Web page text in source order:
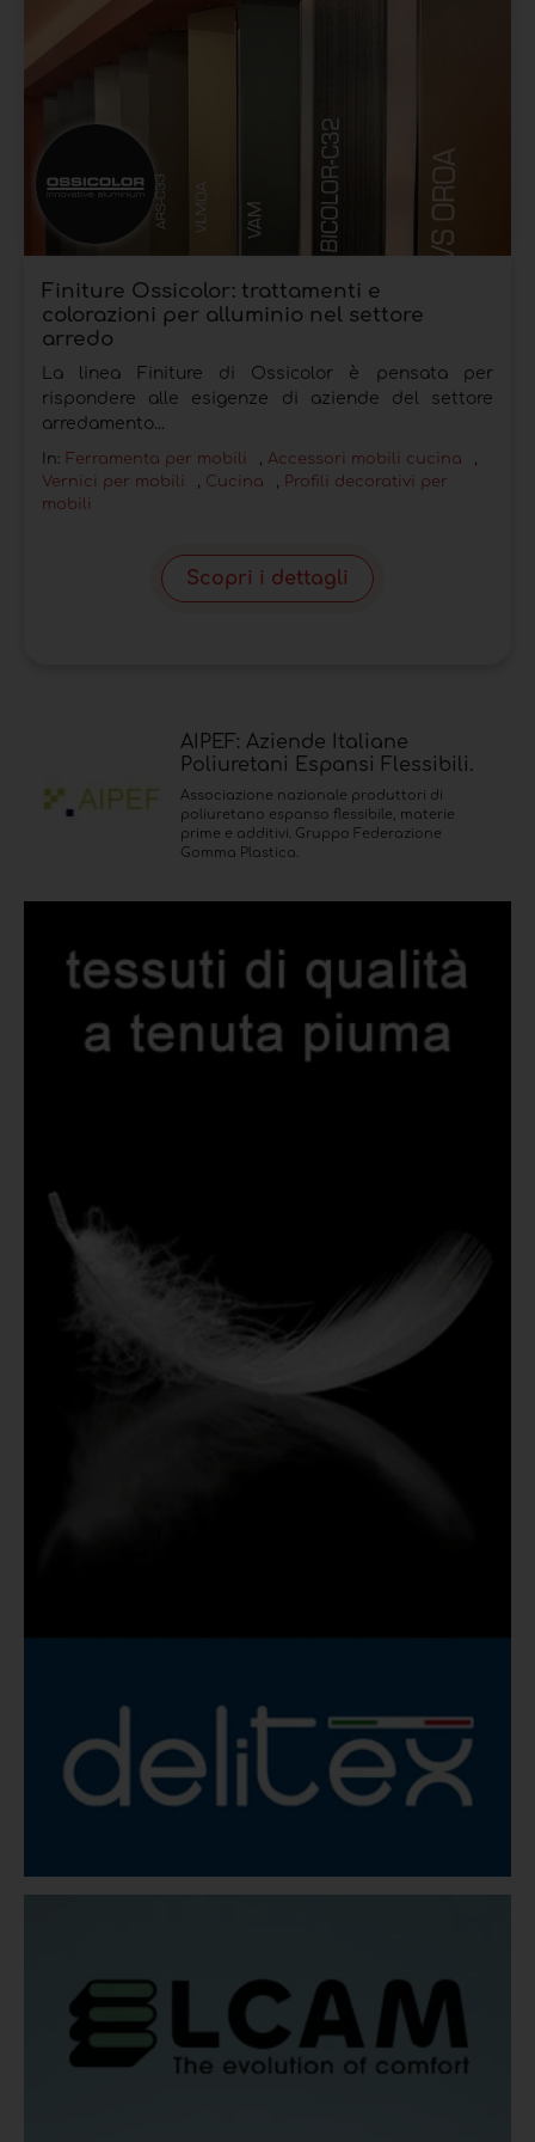
Finiture Ossicolor: trattamenti e
colorazioni per alluminio nel settore
arredo
La linea Finiture di Ossicolor è pensata per
rispondere alle esigenze di aziende del settore
arredamento...
In: Ferramenta per mobili , Accessori mobili cucina
,
Vernici per mobili
, Cucina , Profili decorativi per
mobili
Scopri i dettagli
AIPEF: Aziende Italiane
Poliuretani Espansi Flessibili.
Associazione nazionale produttori di
poliuretano espanso flessibile, materie
prime e additivi. Gruppo Federazione
Gomma Plastica.